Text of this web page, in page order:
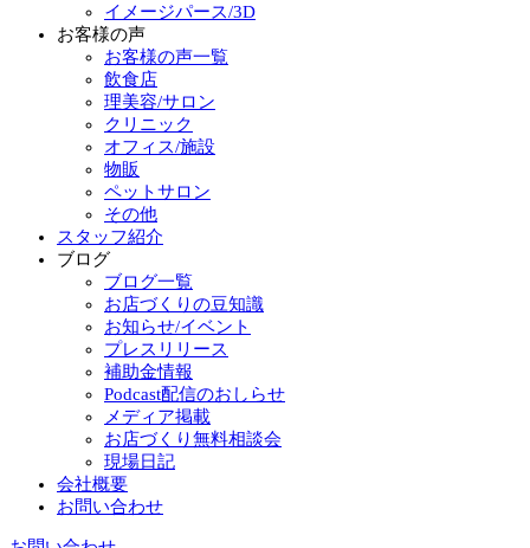
イメージパース/3D
お客様の声
お客様の声一覧
飲食店
理美容/サロン
クリニック
オフィス/施設
物販
ペットサロン
その他
スタッフ紹介
ブログ
ブログ一覧
お店づくりの豆知識
お知らせ/イベント
プレスリリース
補助金情報
Podcast配信のおしらせ
メディア掲載
お店づくり無料相談会
現場日記
会社概要
お問い合わせ